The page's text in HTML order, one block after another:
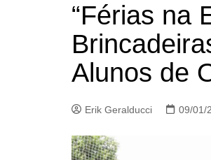
“Férias na
Alunos de
Erik Geralducci 09/01/